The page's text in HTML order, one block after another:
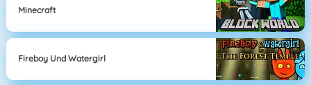
Minecraft
Fireboy Und Watergirl